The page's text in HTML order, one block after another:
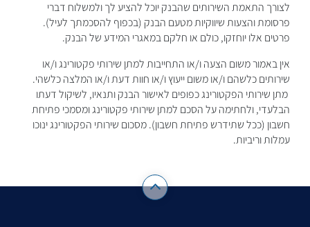
לצורך התאמת השירותים שהבנק יוכל להציע לך ולמשלוח דברי
פרסומת והצעות שיווקיות מטעם הבנק (בכפוף להסכמתך לעיל).
פרטים אלו יוחזקו, כולם או חלקם במאגרי המידע של הבנק.
אין באמור משום הצעה ו/או התחייבות למתן שירותי פקטורינג ו/או
שירותים כלשהם ו/או משום ייעוץ ו/או חוות דעת ו/או המלצה כלשהי.
מתן שירותי הפקטורינג כפופים לאישור הבנק ותנאיו, לשיקול דעתו
הבלעדי, ולחתימה על הסכם למתן שירותי פקטורינג ומסמכי פתיחת
חשבון (ככל שתידרש פתיחת חשבון). מסכום שירותי הפקטורינג ינוכו
עמלות וריביות.